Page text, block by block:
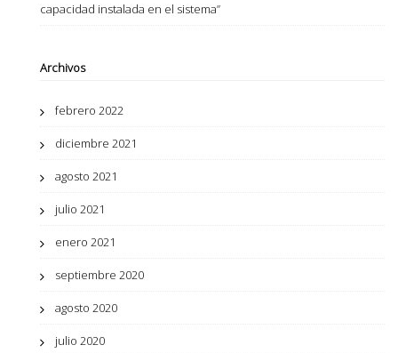
capacidad instalada en el sistema”
Archivos
febrero 2022
diciembre 2021
agosto 2021
julio 2021
enero 2021
septiembre 2020
agosto 2020
julio 2020